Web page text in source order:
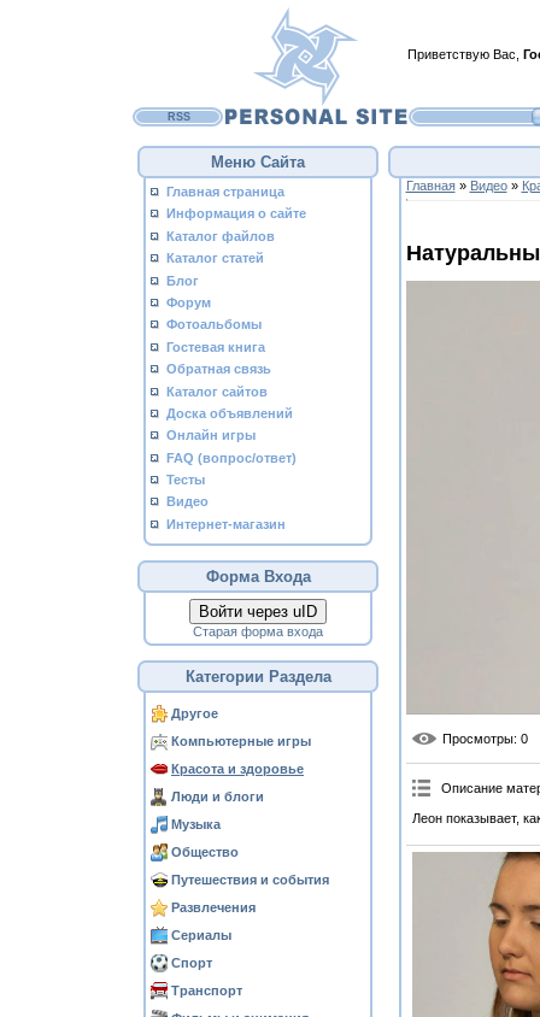
Приветствую Вас
RSS
Меню Сайта
Главная страница
Информация о сайте
Каталог файлов
Каталог статей
Блог
Форум
Фотоальбомы
Гостевая книга
Обратная связь
Каталог сайтов
Доска объявлений
Онлайн игры
FAQ (вопрос/ответ)
Тесты
Видео
Интернет-магазин
Форма Входа
Войти через uID
Старая форма входа
Категории Раздела
Другое
Компьютерные игры
Красота и здоровье
Люди и блоги
Музыка
Общество
Путешествия и события
Развлечения
Сериалы
Спорт
Транспорт
Главная» Видео»
Просмотры: 0
Описание
Леон показывает,